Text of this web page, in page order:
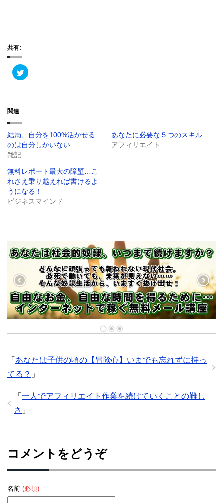
共有:
ク
リ
r
で
新
し
い
ウ
ィ
ン
)
関連
結局、自分を100%活かせる
のは自分しかいない
雑記
あなたに必要な５つのスキル
アフィリエイト
無料レポート最大の障壁…こ
れさえ乗り越えれば書けるよ
うになる！
ビジネスマインド
「 あなたは子供の頃の【冒険心】いまでも忘れずに持っ
てる？ 」
「 一人でアフィリエイト作業を続けていくことの難し
さ 」
コメントをどうぞ
名前 (必須)